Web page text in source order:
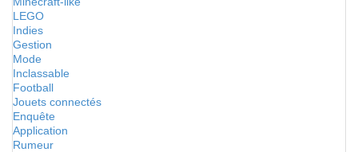
LEGO
Indies
Gestion
Mode
Inclassable
Football
Jouets connectés
Enquête
Application
Rumeur